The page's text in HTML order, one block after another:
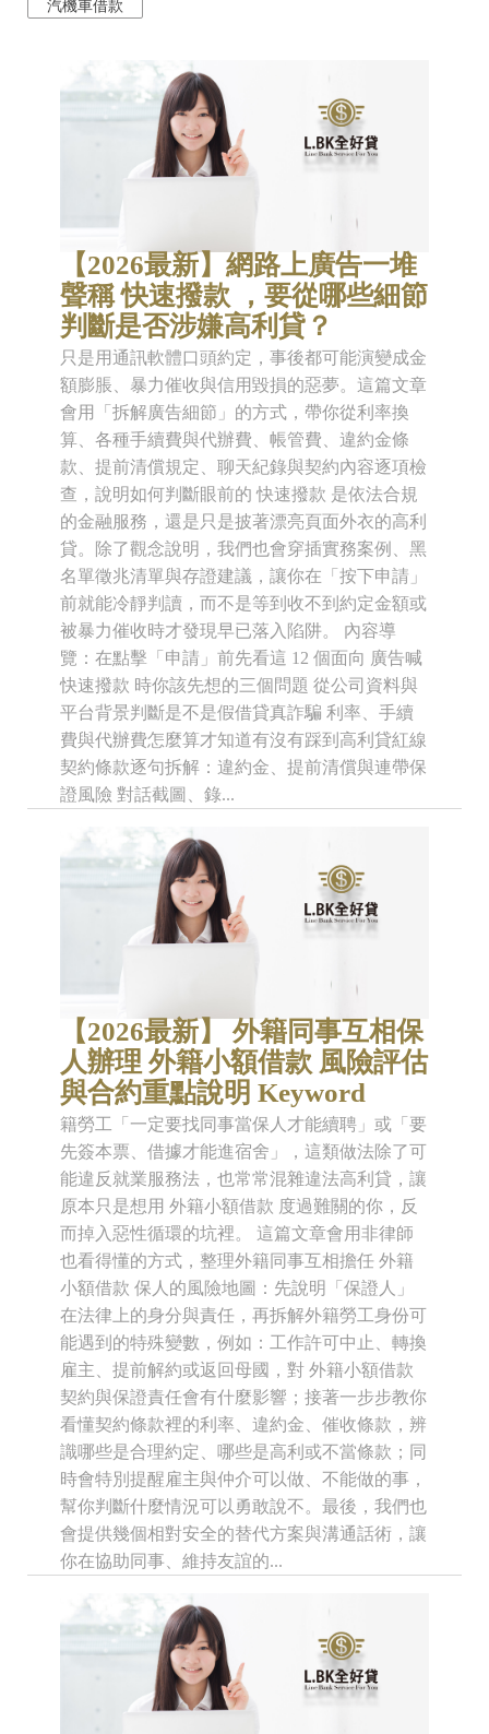
汽機車借款
【2026最新】網路上廣告一堆
聲稱 快速撥款 ，要從哪些細節
判斷是否涉嫌高利貸？
只是用通訊軟體口頭約定，事後都可能演變成金
額膨脹、暴力催收與信用毀損的惡夢。這篇文章
會用「拆解廣告細節」的方式，帶你從利率換
算、各種手續費與代辦費、帳管費、違約金條
款、提前清償規定、聊天紀錄與契約內容逐項檢
查，說明如何判斷眼前的 快速撥款 是依法合規
的金融服務，還是只是披著漂亮頁面外衣的高利
貸。除了觀念說明，我們也會穿插實務案例、黑
名單徵兆清單與存證建議，讓你在「按下申請」
前就能冷靜判讀，而不是等到收不到約定金額或
被暴力催收時才發現早已落入陷阱。 內容導
覽：在點擊「申請」前先看這 12 個面向 廣告喊
快速撥款 時你該先想的三個問題 從公司資料與
平台背景判斷是不是假借貸真詐騙 利率、手續
費與代辦費怎麼算才知道有沒有踩到高利貸紅線
契約條款逐句拆解：違約金、提前清償與連帶保
證風險 對話截圖、錄...
【2026最新】 外籍同事互相保
人辦理 外籍小額借款 風險評估
與合約重點說明 Keyword
籍勞工「一定要找同事當保人才能續聘」或「要
先簽本票、借據才能進宿舍」，這類做法除了可
能違反就業服務法，也常常混雜違法高利貸，讓
原本只是想用 外籍小額借款 度過難關的你，反
而掉入惡性循環的坑裡。 這篇文章會用非律師
也看得懂的方式，整理外籍同事互相擔任 外籍
小額借款 保人的風險地圖：先說明「保證人」
在法律上的身分與責任，再拆解外籍勞工身份可
能遇到的特殊變數，例如：工作許可中止、轉換
雇主、提前解約或返回母國，對 外籍小額借款
契約與保證責任會有什麼影響；接著一步步教你
看懂契約條款裡的利率、違約金、催收條款，辨
識哪些是合理約定、哪些是高利或不當條款；同
時會特別提醒雇主與仲介可以做、不能做的事，
幫你判斷什麼情況可以勇敢說不。最後，我們也
會提供幾個相對安全的替代方案與溝通話術，讓
你在協助同事、維持友誼的...